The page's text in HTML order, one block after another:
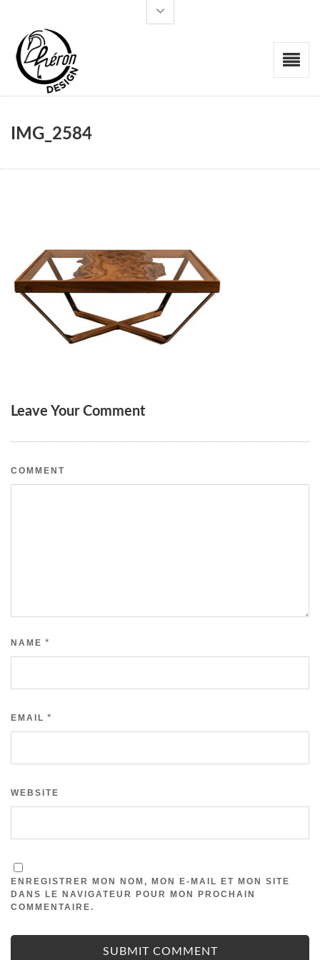
IMG_2584
Leave Your Comment
COMMENT
NAME *
EMAIL *
WEBSITE
ENREGISTRER MON NOM, MON E-MAIL ET MON SITE
DANS LE NAVIGATEUR POUR MON PROCHAIN
COMMENTAIRE.